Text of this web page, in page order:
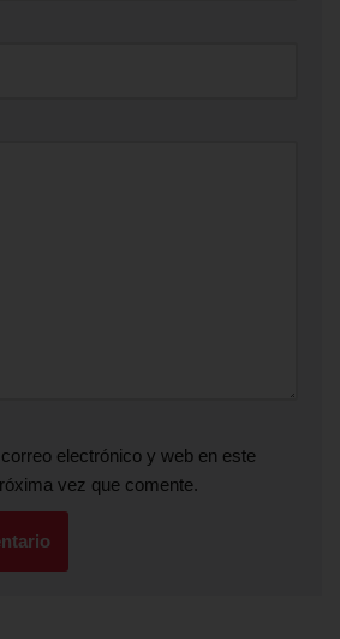
electrónico y web en este
vez que comente.